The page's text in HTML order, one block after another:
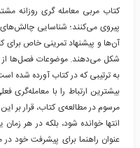
پیروی می‌کنند؛ شناسایی چالش‌های
آن‌ها و پیشنهاد تمرینی خاص برای
شکل می‌دهند. موضوعات فصل‌ها از
به ترتیبی که در کتاب آورده شده
بیشترین ارتباط را با معامله‌گری
مرسوم در مطالعه‌ی کتاب‌، قرار بر
انتها خوانده شود، بلکه در هر
عنوان راهنما برای پیشرفت خود در